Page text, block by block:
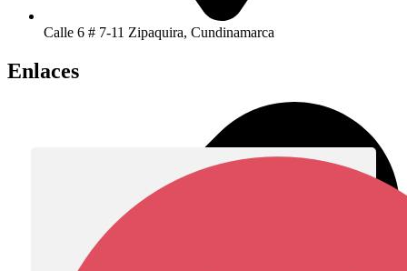
Calle 6 # 7-11 Zipaquira, Cundinamarca
Enlaces